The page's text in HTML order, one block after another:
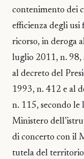
contenimento dei
efficienza degli usi
ricorso, in deroga
luglio 2011, n. 98,
al decreto del
1993, n. 412 e al
n. 115, secondo le
Ministero
di concerto con il
tutela del